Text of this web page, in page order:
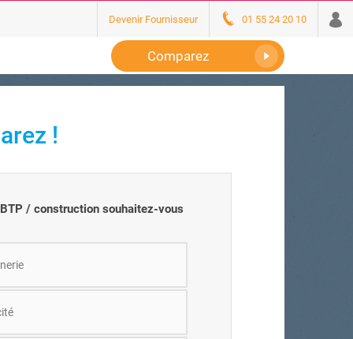
Devenir Fournisseur 01 55 24 20 10
Comparez
!
/ construction souhaitez-vous